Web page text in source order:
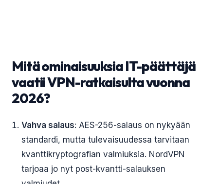
Mitä ominaisuuksia IT-päättäjä
vaatii VPN-ratkaisulta vuonna
2026?
Vahva salaus: AES-256-salaus on nykyään
standardi, mutta tulevaisuudessa tarvitaan
kvanttikryptografian valmiuksia. NordVPN
tarjoaa jo nyt post-kvantti-salauksen